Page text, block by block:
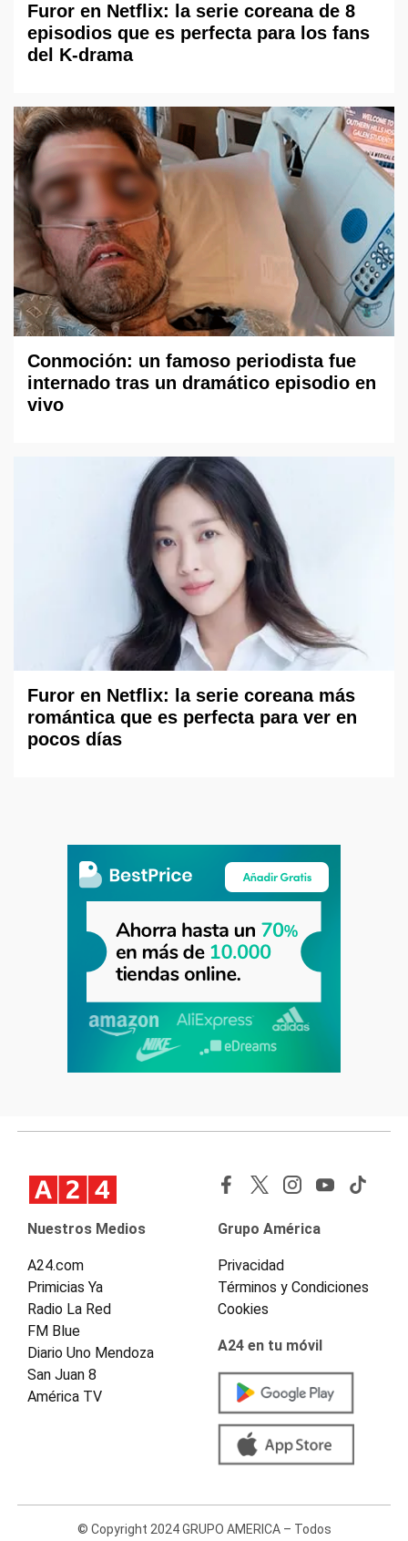
Furor en Netflix: la serie coreana de 8
episodios que es perfecta para los fans
del K-drama
Conmoción: un famoso periodista fue
internado tras un dramático episodio en
vivo
Furor en Netflix: la serie coreana más
romántica que es perfecta para ver en
pocos días
Nuestros Medios
A24.com
Primicias Ya
Radio La Red
FM Blue
Diario Uno Mendoza
San Juan 8
América TV
Grupo América
Privacidad
Términos y Condiciones
Cookies
A24 en tu móvil
© Copyright 2024 GRUPO AMERICA – Todos